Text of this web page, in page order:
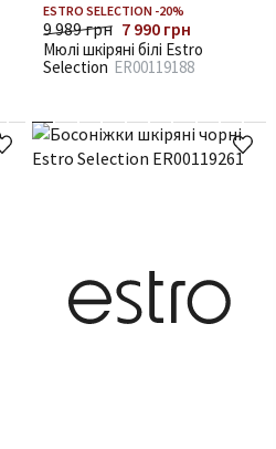
ESTRO SELECTION -20%
9 989 грн 7 990 грн
Мюлі шкіряні білі Estro
Selection ER00119188